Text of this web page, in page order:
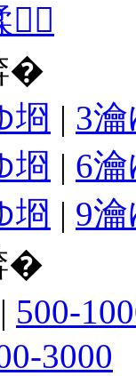

�
埛 | 3
埛 | 6
埛 | 9
�
500-
3000